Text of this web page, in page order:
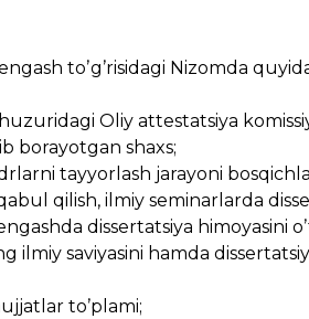
toʼgʼrisidagi Nizomda
Oliy attestatsiya
borayotgan shaxs;
tayyorlash jarayoni
qilish, ilmiy seminarlarda
dissertatsiya himoyasini
ilmiy saviyasini hamda
toʼplami;